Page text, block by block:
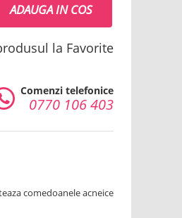
ADAUGA IN COS
la Favorite
Comenzi telefonice
0770 106 403
comedoanele acneice